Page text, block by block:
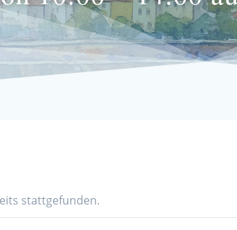
stattgefunden.